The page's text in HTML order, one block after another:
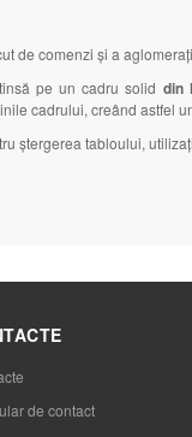
de comenzi și a
pe un cadru solid din
cadrului, creând astfel
ștergerea tabloului,
de contact